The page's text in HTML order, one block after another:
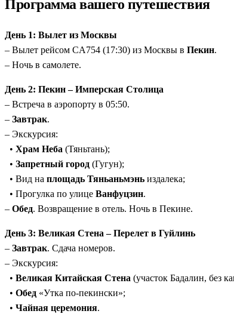
Уникальные локации: Рисовые террасы Лунцзи
Программа вашего путешествия
День 1: Вылет из Москвы
– Вылет рейсом CA754 (17:30) из Москвы в Пекин.
– Ночь в самолете.
День 2: Пекин – Имперская Столица
– Встреча в аэропорту в 05:50.
– Завтрак.
– Экскурсия:
• Храм Неба (Тяньтань);
• Запретный город (Гугун);
• Вид на площадь Тяньаньмэнь издалека;
• Прогулка по улице Ванфуцзин.
– Обед. Возвращение в отель. Ночь в Пекине.
День 3: Великая Стена – Перелет в Гуйлинь
– Завтрак. Сдача номеров.
– Экскурсия:
• Великая Китайская Стена (участок Бадалин, без
• Обед «Утка по-пекински»;
• Чайная церемония.